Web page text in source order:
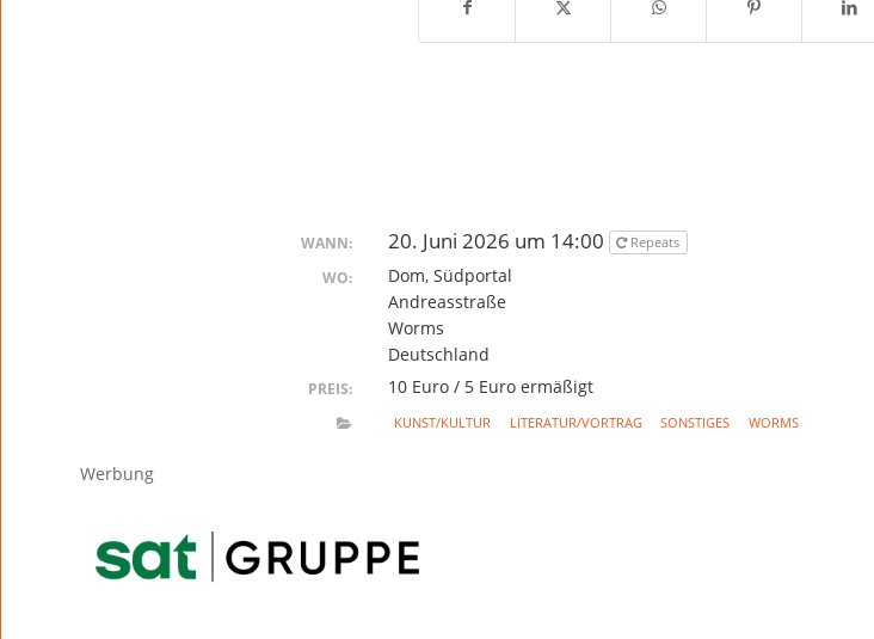
WANN: 20. Juni 2026 um 14:00 Repeats
WO:
Dom, Südportal
Andreasstraße
Worms
Deutschland
PREIS: 10 Euro / 5 Euro ermäßigt
KUNST/KULTUR LITERATUR/VORTRAG SONSTIGES WORMS
Werbung